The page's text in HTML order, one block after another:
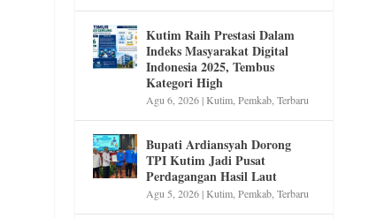
Kutim Raih Prestasi Dalam
Indeks Masyarakat Digital
Indonesia 2025, Tembus
Kategori High
Agu 6, 2026|Kutim,Pemkab,Terbaru
Bupati Ardiansyah Dorong
TPI Kutim Jadi Pusat
Perdagangan Hasil Laut
Agu 5, 2026|Kutim,Pemkab,Terbaru